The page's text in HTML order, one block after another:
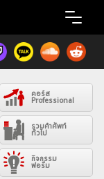
คอร์ส
Professional
รวมคำศัพท์
ทั่วไป
กิจกรรม
ฟอรั่ม